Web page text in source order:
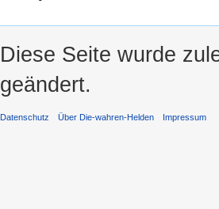
Diese Seite wurde
geändert.
Datenschutz Über Die-wahren-Helden Impressum